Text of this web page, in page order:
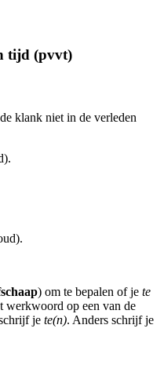
tijd (pvvt)
klank niet in de verleden
) om te bepalen of je te
werkwoord op een van de
je te(n). Anders schrijf je